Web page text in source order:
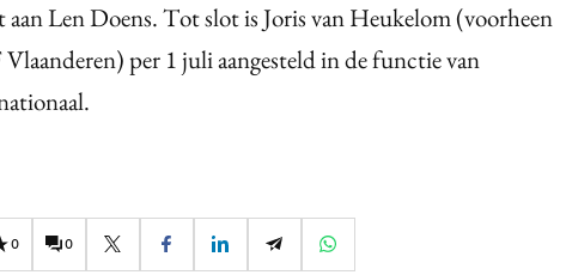
Len Doens. Tot slot is Joris van Heukelom (voorheen
per 1 juli aangesteld in de functie van
0 0